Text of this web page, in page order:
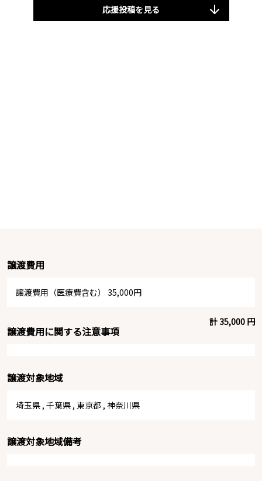
応援投稿を見る
譲渡費用
譲渡費用（医療費含む） 35,000円
計 35,000 円
譲渡費用に関する注意事項
譲渡対象地域
埼玉県 , 千葉県 , 東京都 , 神奈川県
譲渡対象地域備考